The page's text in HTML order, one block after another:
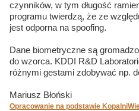
czynników, w tym długość
programu twierdzą, że ze
jest odporna na spoofing.
Dane biometryczne są
do wzorca. KDDI R&D
różnymi gestami zdobywać np.
Mariusz Błoński
Opracowanie na podstawie